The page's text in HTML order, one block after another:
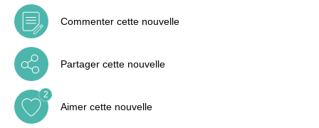
Commenter cette nouvelle
Partager cette nouvelle
Aimer cette nouvelle
2